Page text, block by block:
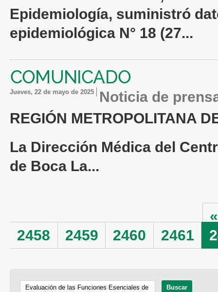
Epidemiología, suministró
epidemiológica N° 18 (27...
COMUNICADO
jueves, 22 de mayo de 2025
Noticia de
REGIÓN METROPOLITANA
La Dirección Médica del
de Boca La...
«
2458
2459 2460 2461